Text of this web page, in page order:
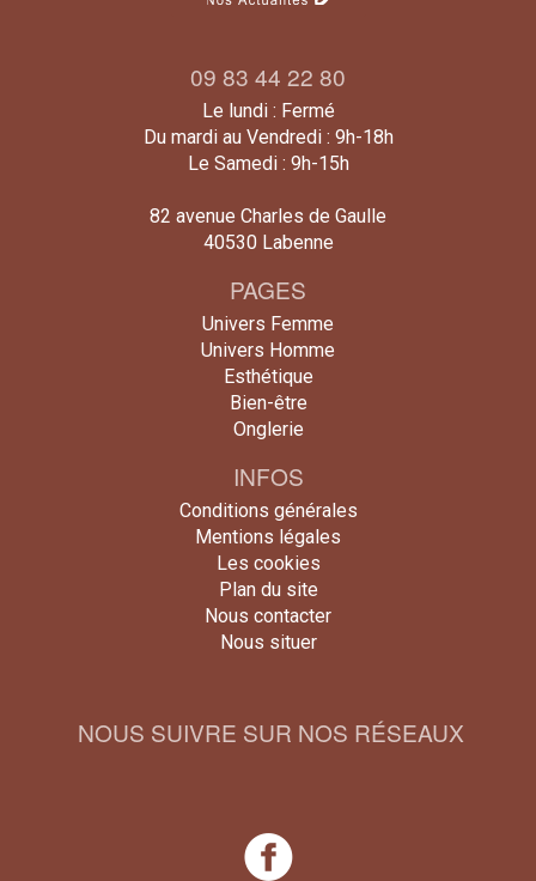
09 83 44 22 80
Le lundi : Fermé
Du mardi au Vendredi : 9h-18h
Le Samedi : 9h-15h
82 avenue Charles de Gaulle
40530 Labenne
PAGES
Univers Femme
Univers Homme
Esthétique
Bien-être
Onglerie
INFOS
Conditions générales
Mentions légales
Les cookies
Plan du site
Nous contacter
Nous situer
NOUS SUIVRE SUR NOS RÉSEAUX